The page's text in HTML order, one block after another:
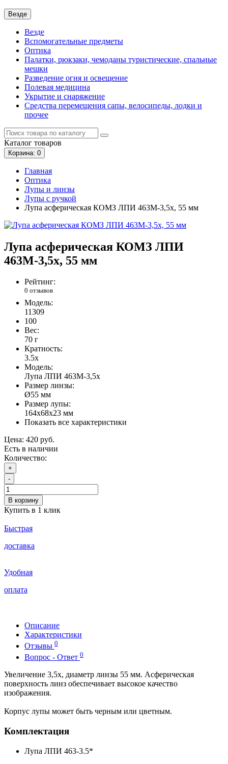
Везде
Везде
Вспомогательные предметы
Оптика
Палатки, рюкзаки, чемоданы туристические, спальные
мешки
Разведение огня и освещение
Полевая медицина
Укрытие и снаряжение
Средства перемещения сапы, велосипеды, лодки и
прочее
Каталог товаров
Корзина: 0
Главная
Оптика
Лупы и линзы
Лупы с ручкой
Лупа асферическая КОМЗ ЛПИ 463М-3,5x, 55 мм
Лупа асферическая КОМЗ ЛПИ
463М-3,5x, 55 мм
Рейтинг:
0 отзывов
Модель:
11309
100
Вес:
70 г
Кратность:
3.5х
Модель:
Лупа ЛПИ 463М-3,5x
Размер линзы:
Ø55 мм
Размер лупы:
164х68х23 мм
Показать все характеристики
Цена: 420 руб.
Есть в наличии
Количество:
+
-
В корзину
Купить в 1 клик
Быстрая
доставка
Удобная
оплата
Описание
Характеристики
Отзывы 0
Вопрос - Ответ 0
Увеличение 3,5x, диаметр линзы 55 мм. Асферическая
поверхность линз обеспечивает высокое качество
изображения.
Корпус лупы может быть черным или цветным.
Комплектация
Лупа ЛПИ 463-3.5*